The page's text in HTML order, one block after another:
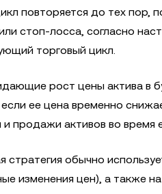
повторяется до тех пор,
стоп-лосса, согласно
торговый цикл.
рост цены актива в
ее цена временно
продажи активов во время
стратегия обычно
изменения цен), а также